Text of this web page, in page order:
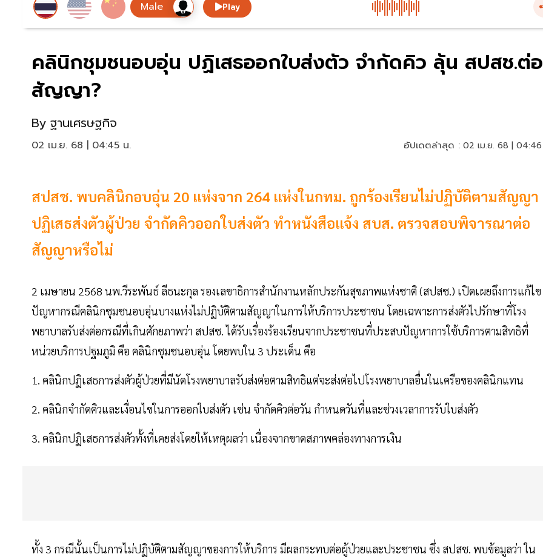
Play
คลินิกชุมชนอบอุ่น ปฏิเสธออกใบส่งตัว จำกัดคิว ลุ้น สปสช.ต่อ
สัญญา?
By ฐานเศรษฐกิจ
02 เม.ย. 68 | 04:45 น. อัปเดตล่าสุด : 02 เม.ย. 68 |
สปสช. พบคลินิกอบอุ่น 20 แห่งจาก 264 แห่งในกทม. ถูกร้องเรียนไม่ปฏิบัติตามสัญญา
ปฏิเสธส่งตัวผู้ป่วย จำกัดคิวออกใบส่งตัว ทำหนังสือแจ้ง สบส. ตรวจสอบพิจารณาต่อ
สัญญาหรือไม่
2 เมษายน 2568 นพ.วีระพันธ์ ลีธนะกุล รองเลขาธิการสำนักงานหลักประกันสุขภาพแห่งชาติ (สปสช.) เปิดเผยถึงการแก้ไข
ปัญหากรณีคลินิกชุมชนอบอุ่นบางแห่งไม่ปฏิบัติตามสัญญาในการให้บริการประชาชน โดยเฉพาะการส่งตัวไปรักษาที่โรง
พยาบาลรับส่งต่อกรณีที่เกินศักยภาพว่า สปสช. ได้รับเรื่องร้องเรียนจากประชาชนที่ประสบปัญหาการใช้บริการตามสิทธิที่
หน่วยบริการปฐมภูมิ คือ คลินิกชุมชนอบอุ่น โดยพบใน 3 ประเด็น คือ
1. คลินิกปฏิเสธการส่งตัวผู้ป่วยที่มีนัดโรงพยาบาลรับส่งต่อตามสิทธิแต่จะส่งต่อไปโรงพยาบาลอื่นในเครือของคลินิกแทน
2. คลินิกจำกัดคิวและเงื่อนไขในการออกใบส่งตัว เช่น จำกัดคิวต่อวัน กำหนดวันที่และช่วงเวลาการรับใบส่งตัว
3. คลินิกปฏิเสธการส่งตัวทั้งที่เคยส่งโดยให้เหตุผลว่า เนื่องจากขาดสภาพคล่องทางการเงิน
ทั้ง 3 กรณีนั้นเป็นการไม่ปฏิบัติตามสัญญาของการให้บริการ มีผลกระทบต่อผู้ป่วยและประชาชน ซึ่ง สปสช. พบข้อมูลว่า ใน